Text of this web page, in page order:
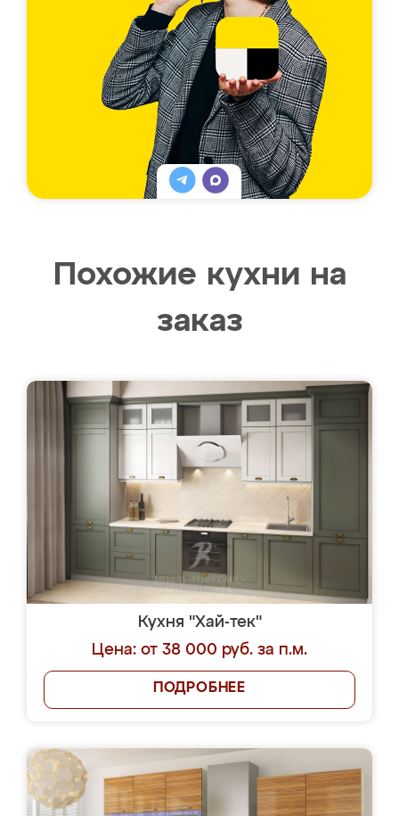
Похожие кухни на
заказ
Кухня "Хай-тек"
Цена: от 38 000 руб. за п.м.
ПОДРОБНЕЕ